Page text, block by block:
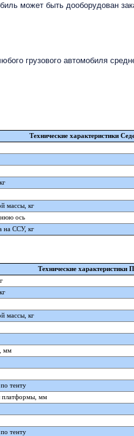
может быть дооборудован
грузового автомобиля
Технические характеристики
массы, кг
ось
на ССУ, кг
Технические характеристики
массы, кг
мм
тенту
платформы, мм
тенту